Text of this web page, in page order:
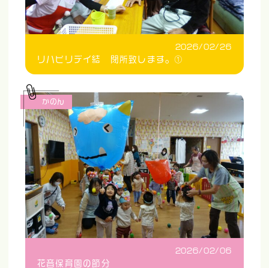
2026/02/26
リハビリデイ結 閉所致します。①
2026/02/06
花音保育園の節分
かのん